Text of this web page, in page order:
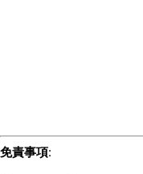
免責事項: